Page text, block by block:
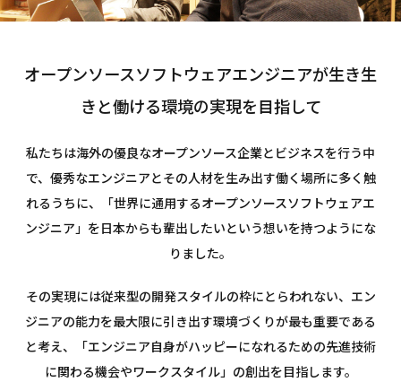
オープンソースソフトウェアエンジニアが生き生
きと働ける環境の実現を目指して
私たちは海外の優良なオープンソース企業とビジネスを行う中
で、 優秀なエンジニアとその人材を生み出す働く場所に多く触
れるうちに、
「世界に通用するオープンソースソフトウェアエ
ンジニア」を日本からも輩出したいという想いを持つようにな
りました。
その実現には従来型の開発スタイルの枠にとらわれない、 エン
ジニアの能力を最大限に引き出す環境づくりが最も重要である
と考え、
「エンジニア自身がハッピーになれるための先進技術
に関わる機会やワークスタイル」の創出を目指します。